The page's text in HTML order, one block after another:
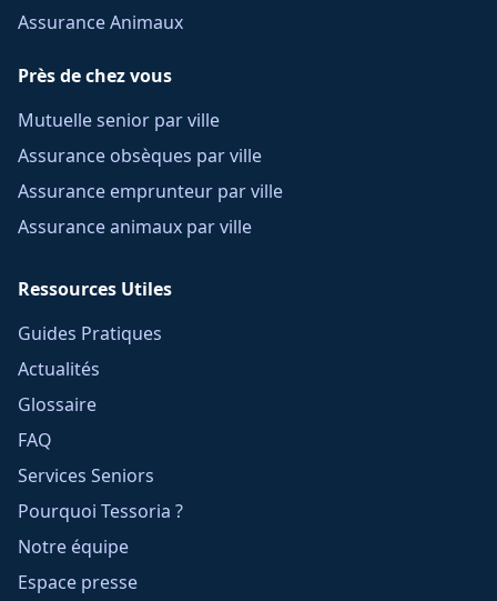
Assurance Animaux
Près de chez vous
Mutuelle senior par ville
Assurance obsèques par ville
Assurance emprunteur par ville
Assurance animaux par ville
Ressources Utiles
Guides Pratiques
Actualités
Glossaire
FAQ
Services Seniors
Pourquoi Tessoria ?
Notre équipe
Espace presse